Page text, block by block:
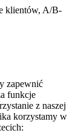
klientów, A/B-
zapewnić
funkcje
z naszej
korzystamy w